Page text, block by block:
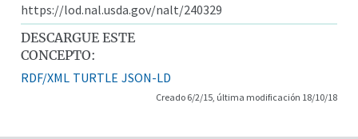
https://lod.nal.usda.gov/nalt/240329
DESCARGUE ESTE
CONCEPTO:
RDF/XML TURTLE JSON-LD
Creado 6/2/15, última modificación 18/10/18